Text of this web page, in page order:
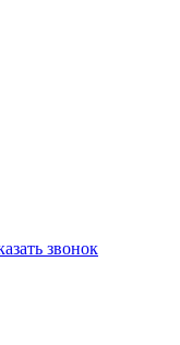
звонок